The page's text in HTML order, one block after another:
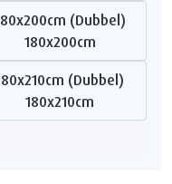
180x200cm (Dubbel)
180x200cm
180x210cm (Dubbel)
180x210cm